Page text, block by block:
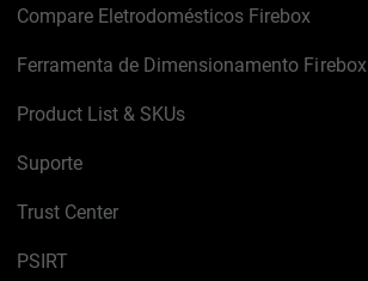
Compare Eletrodomésticos Firebox
Ferramenta de Dimensionamento Firebox
Product List & SKUs
Suporte
Trust Center
PSIRT